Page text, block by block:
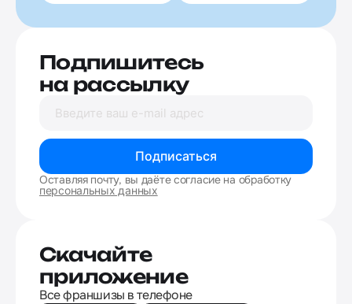
Подпишитесь
на рассылку
Подписаться
Оставляя почту, вы даёте согласие на обработку
персональных данных
Скачайте
приложение
Все франшизы в телефоне